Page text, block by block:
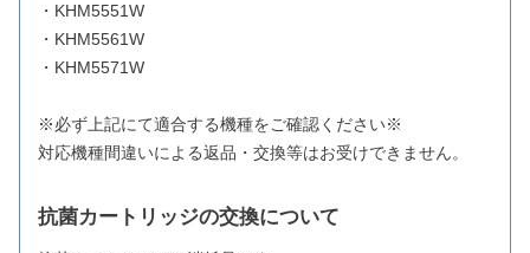
・KHM5551W
・KHM5561W
・KHM5571W
※必ず上記にて適合する機種をご確認ください※
対応機種間違いによる返品・交換等はお受けできません。
抗菌カートリッジの交換について